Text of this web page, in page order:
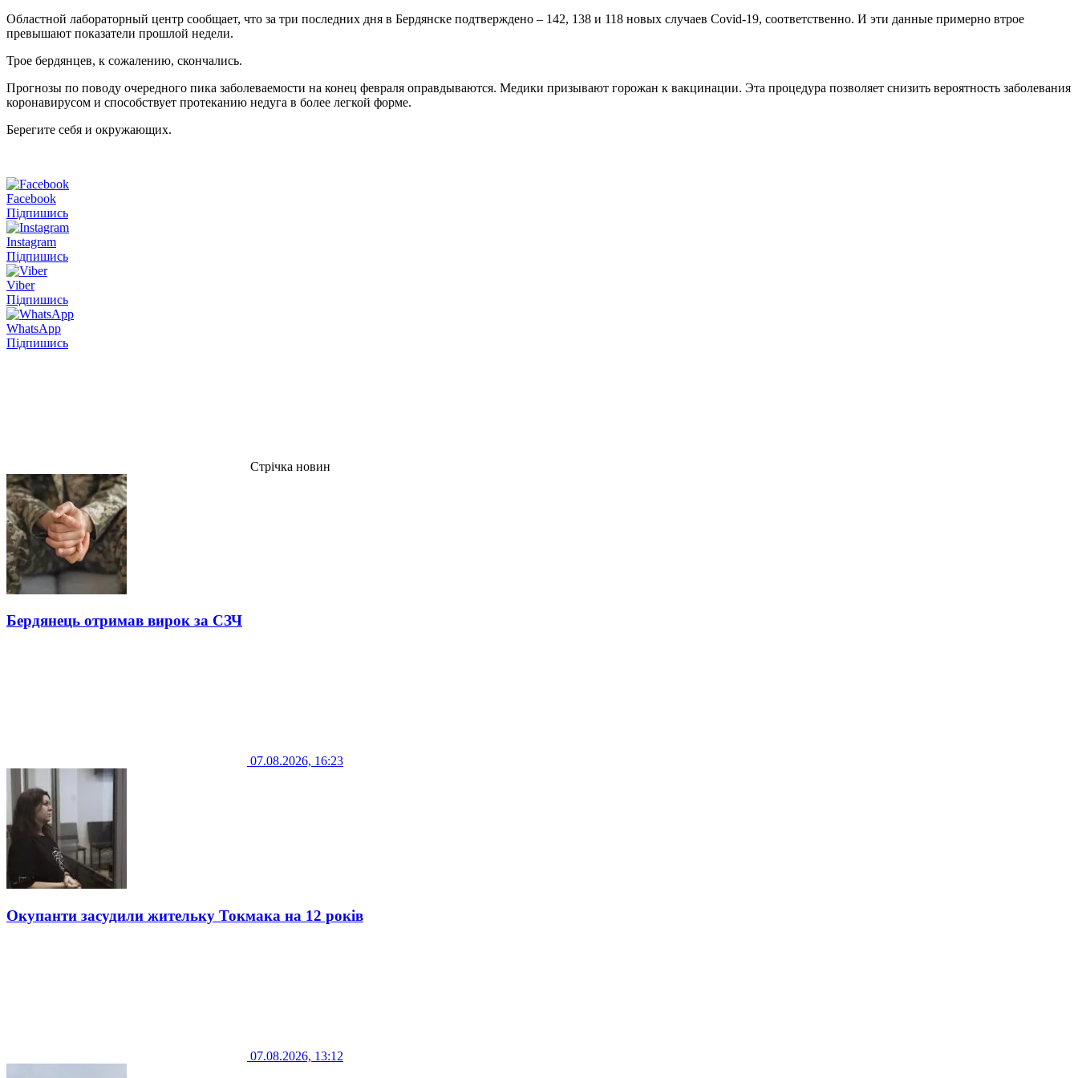
Областной лабораторный центр сообщает, что за три последних дня в Бердянске подтверждено – 142, 138 и 118 новых случаев Covid-19, соответственно. И эти данные примерно втрое
превышают показатели прошлой недели.
Трое бердянцев, к сожалению, скончались.
Прогнозы по поводу очередного пика заболеваемости на конец февраля оправдываются. Медики призывают горожан к вакцинации. Эта процедура позволяет снизить вероятность заболевания
коронавирусом и способствует протеканию недуга в более легкой форме.
Берегите себя и окружающих.
Facebook
Підпишись
Instagram
Підпишись
Viber
Підпишись
WhatsApp
Підпишись
Стрічка новин
Бердянець отримав вирок за СЗЧ
07.08.2026, 16:23
Окупанти засудили жительку Токмака на 12 років
07.08.2026, 13:12